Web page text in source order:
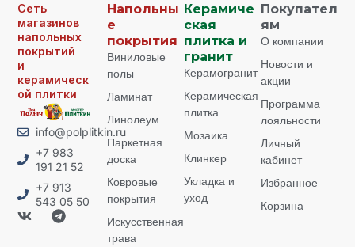
Сеть
магазинов
напольных
покрытий
и
керамическ
ой плитки
info@polplitkin.ru
+7 983
191 21 52
+7 913
543 05 50
Напольны
е
покрытия
Виниловые
полы
Ламинат
Линолеум
Паркетная
доска
Ковровые
покрытия
Искусственная
трава
Керамиче
ская
плитка и
гранит
Керамогранит
Керамическая
плитка
Мозаика
Клинкер
Укладка и
уход
Покупател
ям
О компании
Новости и
акции
Программа
лояльности
Личный
кабинет
Избранное
Корзина